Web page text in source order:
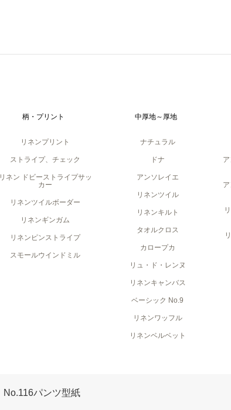
柄・プリント
リネンプリント
ストライプ、チェック
リネン ドビーストライプサッ
カー
リネンツイルボーダー
リネンギンガム
リネンピンストライプ
スモールウインドミル
中厚地～厚地
ナチュラル
ドナ
アンソレイエ
リネンツイル
リネンキルト
タオルクロス
カロープカ
リュ・ド・レンヌ
リネンキャンバス
ベーシック No.9
リネンワッフル
リネンベルベット
No.116パンツ型紙